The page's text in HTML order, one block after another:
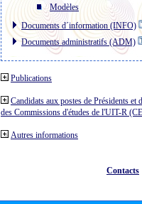
Modèles
Documents d´information (INFO)
Documents administratifs (ADM)
Publications
Candidats aux postes de Présidents et
des Commissions d'études de l'UIT-R
Autres informations
Contacts